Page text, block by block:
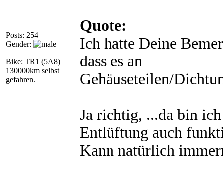
Posts: 254
Gender:
Bike: TR1 (5A8)
130000km selbst
gefahren.
Quote:
Ich hatte Deine
dass es an
Gehäuseteilen/
Ja richtig, ...da bin ich
Entlüftung auch
Kann natürlich